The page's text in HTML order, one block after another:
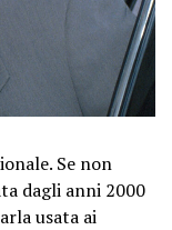
Se non
dagli anni 2000
usata ai